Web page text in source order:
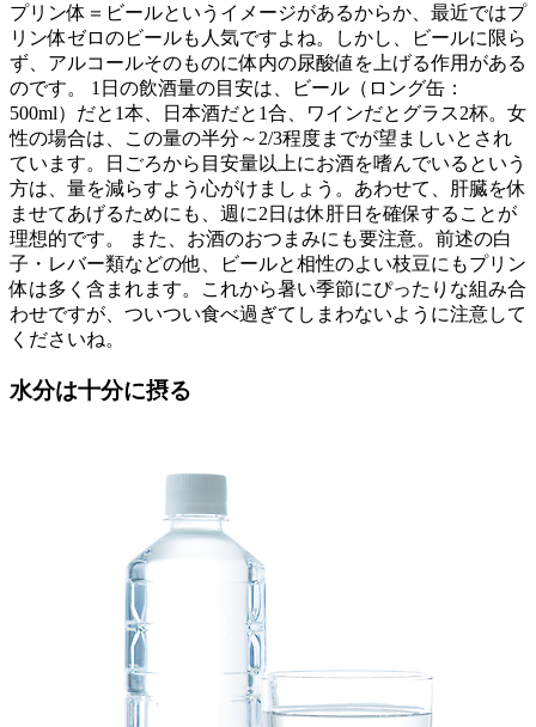
プリン体＝ビールというイメージがあるからか、最近ではプ
リン体ゼロのビールも人気ですよね。しかし、ビールに限ら
ず、アルコールそのものに体内の尿酸値を上げる作用がある
のです。 1日の飲酒量の目安は、ビール（ロング缶：
500ml）だと1本、日本酒だと1合、ワインだとグラス2杯。女
性の場合は、この量の半分～2/3程度までが望ましいとされ
ています。日ごろから目安量以上にお酒を嗜んでいるという
方は、量を減らすよう心がけましょう。あわせて、肝臓を休
ませてあげるためにも、週に2日は休肝日を確保することが
理想的です。 また、お酒のおつまみにも要注意。前述の白
子・レバー類などの他、ビールと相性のよい枝豆にもプリン
体は多く含まれます。これから暑い季節にぴったりな組み合
わせですが、ついつい食べ過ぎてしまわないように注意して
くださいね。
水分は十分に摂る